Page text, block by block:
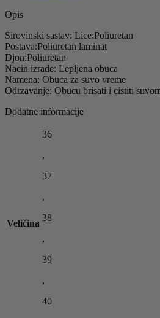
Opis
Sirovinski sastav: Lice:Poliuretan
Postava:Poliuretan laminat
Djon:Poliuretan
Nacin izrade: Lepljena obuca
Namena: Obuca za suvo vreme
Odrzavanje: Obucu brisati i cistiti
Dodatne informacije
Veličina
36
,
37
,
38
,
39
,
40